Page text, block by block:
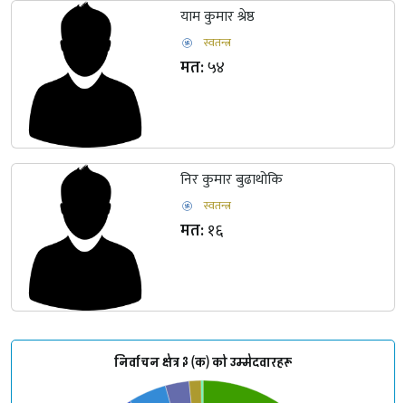
याम कुमार श्रेष्ठ
स्वतन्त्र
मत:५४
निर कुमार बुढाथोकि
स्वतन्त्र
मत:१६
निर्वाचन क्षेत्र ३ (क) को उम्मेदवारहरू